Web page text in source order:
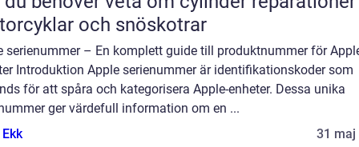
och snöskotrar
serienummer – En komplett guide till produktnummer för
Introduktion Apple serienummer är identifikationskoder som
för att spåra och kategorisera Apple-enheter. Dessa unika
ger värdefull information om en ...
31 maj